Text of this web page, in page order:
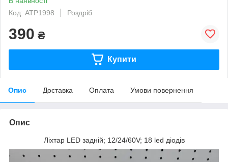
Код: АТР1998
Роздріб
390 ₴
Купити
Опис Доставка Оплата Умови повернення
Опис
Ліхтар LED задній; 12/24/60V; 18 led діодів